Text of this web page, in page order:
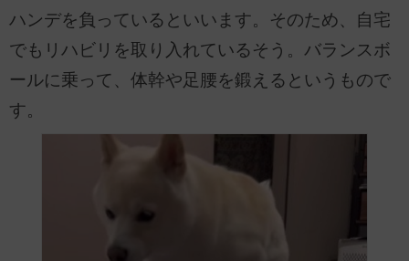
ハンデを負っているといいます。そのため、自宅
でもリハビリを取り入れているそう。バランスボ
ールに乗って、体幹や足腰を鍛えるというもので
す。